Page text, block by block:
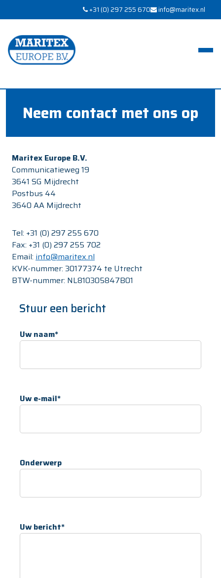
+31 (0) 297 255 670 info@maritex.nl
Neem contact met ons op
Maritex Europe B.V.
Communicatieweg 19
3641 SG Mijdrecht
Postbus 44
3640 AA Mijdrecht
Tel: +31 (0) 297 255 670
Fax: +31 (0) 297 255 702
Email: info@maritex.nl
KVK-nummer: 30177374 te Utrecht
BTW-nummer: NL810305847B01
Stuur een bericht
Uw naam*
Uw e-mail*
Onderwerp
Uw bericht*